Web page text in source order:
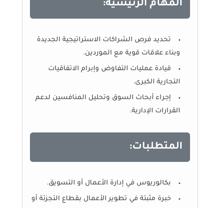
المهام الرئيسية:
تحديد فرص الشراكات الاستراتيجية الجديدة
وبناء علاقات قوية مع الموردين.
قيادة عمليات التفاوض وإبرام الاتفاقيات
التجارية الكبرى.
إجراء أبحاث السوق وتحليل المنافسين لدعم
القرارات الإدارية.
المتطلبات:
بكالوريوس في إدارة الأعمال أو التسويق.
خبرة مثبتة في تطوير الأعمال بقطاع التجزئة أو